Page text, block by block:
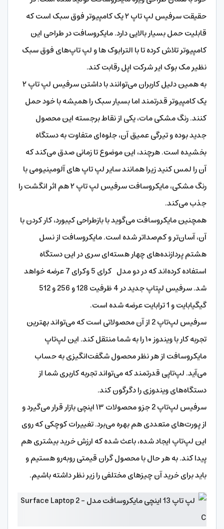
حقیقت سرفیس لپ تاپ ۲ یک کامپیوتر فوق سبک است که
قابلیت حمل بسیار بالایی دارد. مایکروسافت در طراحی این
کامپیوتر تلاش کرده تا با الترابوک ها و لپ تاپ‌های فوق سبک
نظیر مک بوک ایر شرکت اپل رقابت کند.
به همین دلیل کاربران می‌توانند با داشتن سرفیس لپ تاپ ۲
یک کامپیوتر قدرتمند اما بسیار سبک را همیشه با خود حمل
کنند. رنگ مشکی مات، یکی از نقاط برجسته این محصول
جدید بوده و تیرگی عمیق آن، جلوه‌ای متفاوت به دستگاه
بخشیده است. هرچند، این موضوع تا زمانی صدق می‌کند که
آن را لمس کنید زیرا همانند سایر لپ تاپ های آلومینیومی با
رنگ مشکی، مایکروسافت سرفیس لپ تاپ ۲ هم اثر انگشت را
جذب می‌کند.
همچنین مایکروسافت می‌گوید با بازطراحی کیبورد، کار کردن با
آن، آسان‌تر و کم‌صداتر شده است. مایکروسافت از نسل
هشتم پردازنده‌های چهار هسته‌ای سری در این دستگاه
استفاده کرده‌اند که در دو مدل کرای 5 وکرای 7 عرضه خواهد
شد. سرفیس لپتاپ جدید در 4 ظرفیت 128 و 256 و 512
گیگیابایت و 1 ترابایت عرضه شده است.
سرفیس لپ‌تاپ 2 از آن محصولاتی است که می‌تواند بهترین
تجربه کار با ویندوز ۱۰ را به شما منتقل کند. این لپ‌تاپ
مایکروسافت از هر نظر محصول شگفت‌انگیزی به حساب
می‌آید. لپ‌تاپی قدرتمند که می‌تواند تجربه کاربری شما از
دستگاه‌های ویندوزی را دگرگون کند.
سرفیس لپ‌تاپ 2 جزو محصولات ۱۳ اینچی بازار قرار می‌گیرد و
از پورت‌های متعددی هم بهره می‌برد. تغییرات کوچکی که روی
این لپ‌تاپ ایجاد شده، باعث شده که ارزش خرید بیشتری هم
پیدا کند. به هر حال با محصول گران قیمتی روبه‌رو هستیم و
باید برای خرید آن چیزهای مختلفی را زیر نظر داشته باشیم.